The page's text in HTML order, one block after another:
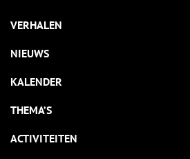
VERHALEN
NIEUWS
KALENDER
THEMA’S
ACTIVITEITEN